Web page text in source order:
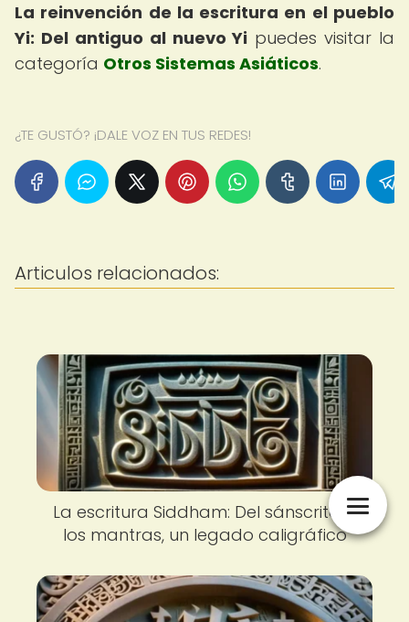
La reinvención de la escritura en el pueblo
Yi: Del antiguo al nuevo Yi puedes visitar la
categoría Otros Sistemas Asiáticos.
¿TE GUSTÓ? ¡DALE VOZ EN TUS REDES!
Articulos relacionados:
La escritura Siddham: Del sánscrito a
los mantras, un legado caligráfico